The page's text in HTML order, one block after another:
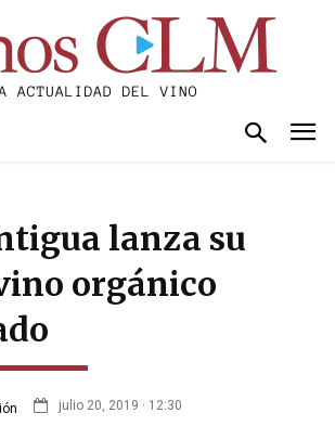
lanza su
orgánico
julio 20, 2019 · 12:30